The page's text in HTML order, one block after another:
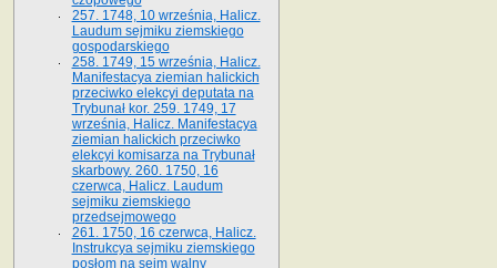
257. 1748, 10 września, Halicz.
Laudum sejmiku ziemskiego
gospodarskiego
258. 1749, 15 września, Halicz.
Manifestacya ziemian halickich
przeciwko elekcyi deputata na
Trybunał kor. 259. 1749, 17
września, Halicz. Manifestacya
ziemian halickich przeciwko
elekcyi komisarza na Trybunał
skarbowy. 260. 1750, 16
czerwca, Halicz. Laudum
sejmiku ziemskiego
przedsejmowego
261. 1750, 16 czerwca, Halicz.
Instrukcya sejmiku ziemskiego
posłom na sejm walny